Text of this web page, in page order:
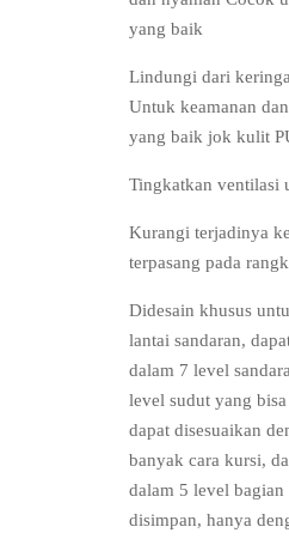
yang baik
Lindungi dari
Untuk keamanan
yang baik jok kulit
Tingkatkan ventilasi
Kurangi terjadinya
terpasang pada
Didesain khusus
lantai sandaran,
dalam 7 level
level sudut yang
dapat disesuaikan
banyak cara kursi,
dalam 5 level bagian
disimpan, hanya